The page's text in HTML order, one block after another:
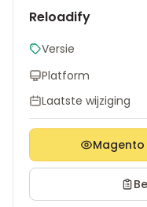
Reloadify
Versie
Platform
Laatste wijziging